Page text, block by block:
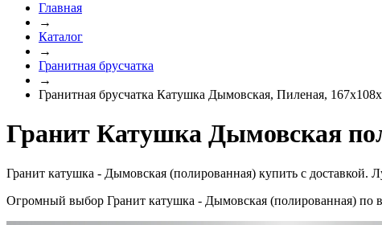
Главная
→
Каталог
→
Гранитная брусчатка
→
Гранитная брусчатка Катушка Дымовская, Пиленая,
Гранит Катушка Дымовская
Гранит катушка - Дымовская (полированная) купить с доставкой.
Огромный выбор Гранит катушка - Дымовская (полированная)